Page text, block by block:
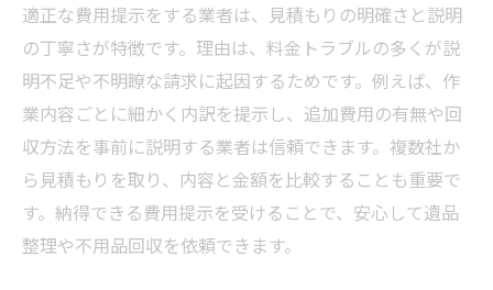
適正な費用提示をする業者は、見積もりの明確さと説明
の丁寧さが特徴です。理由は、料金トラブルの多くが説
明不足や不明瞭な請求に起因するためです。例えば、作
業内容ごとに細かく内訳を提示し、追加費用の有無や回
収方法を事前に説明する業者は信頼できます。複数社か
ら見積もりを取り、内容と金額を比較することも重要で
す。納得できる費用提示を受けることで、安心して遺品
整理や不用品回収を依頼できます。